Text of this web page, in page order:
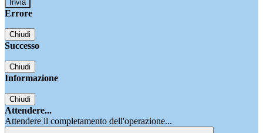
Errore
Chiudi
Successo
Chiudi
Informazione
Chiudi
Attendere...
Attendere il completamento dell'operazione...